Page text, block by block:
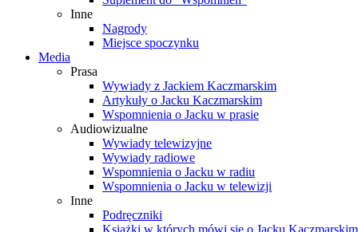
Inne
Nagrody
Miejsce spoczynku
Media
Prasa
Wywiady z Jackiem Kaczmarskim
Artykuły o Jacku Kaczmarskim
Wspomnienia o Jacku w prasie
Audiowizualne
Wywiady telewizyjne
Wywiady radiowe
Wspomnienia o Jacku w radiu
Wspomnienia o Jacku w telewizji
Inne
Podręczniki
Książki w których mówi się o Jacku Kaczmarskim